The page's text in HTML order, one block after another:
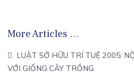
More Articles …
LUẬT SỞ HỮU TRÍ TUỆ 2005:
VỚI GIỐNG CÂY TRỒNG